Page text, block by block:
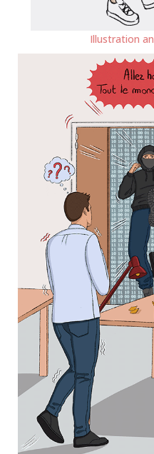
Illustration